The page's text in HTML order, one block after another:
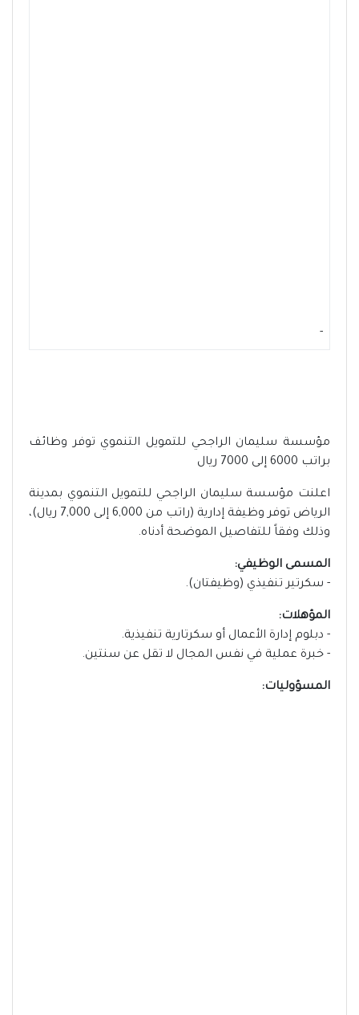
-
مؤسسة سليمان الراجحي للتمويل التنموي توفر وظائف
براتب 6000 إلى 7000 ريال
اعلنت مؤسسة سليمان الراجحي للتمويل التنموي بمدينة
الرياض توفر وظيفة إدارية (راتب من 6,000 إلى 7,000 ريال)،
وذلك وفقاً للتفاصيل الموضحة أدناه.
المسمى الوظيفي:
- سكرتير تنفيذي (وظيفتان).
المؤهلات:
- دبلوم إدارة الأعمال أو سكرتارية تنفيذية.
- خبرة عملية في نفس المجال لا تقل عن سنتين.
المسؤوليات: